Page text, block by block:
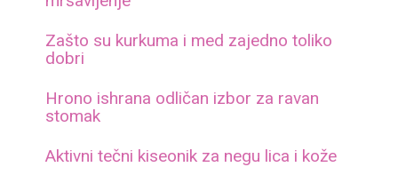
Zašto su kurkuma i med zajedno toliko
dobri
Hrono ishrana odličan izbor za ravan
stomak
Aktivni tečni kiseonik za negu lica i kože